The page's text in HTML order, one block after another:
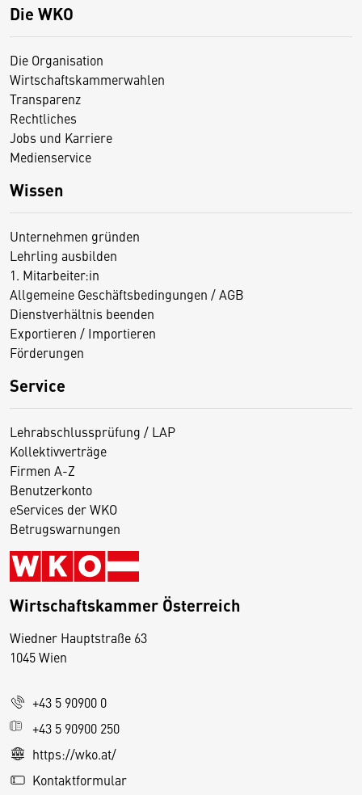
Die WKO
Die Organisation
Wirtschaftskammerwahlen
Transparenz
Rechtliches
Jobs und Karriere
Medienservice
Wissen
Unternehmen gründen
Lehrling ausbilden
1. Mitarbeiter:in
Allgemeine Geschäftsbedingungen / AGB
Dienstverhältnis beenden
Exportieren / Importieren
Förderungen
Service
Lehrabschlussprüfung / LAP
Kollektivverträge
Firmen A-Z
Benutzerkonto
eServices der WKO
Betrugswarnungen
Wirtschaftskammer Österreich
Wiedner Hauptstraße 63
1045 Wien
+43 5 90900 0
+43 5 90900 250
https://wko.at/
Kontaktformular
D
s
e
S
e